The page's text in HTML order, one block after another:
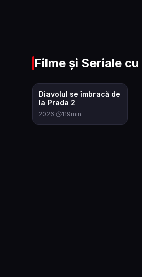
Filme și Seriale cu
6.5
Diavolul se îmbracă de
la Prada 2
2026· 119min